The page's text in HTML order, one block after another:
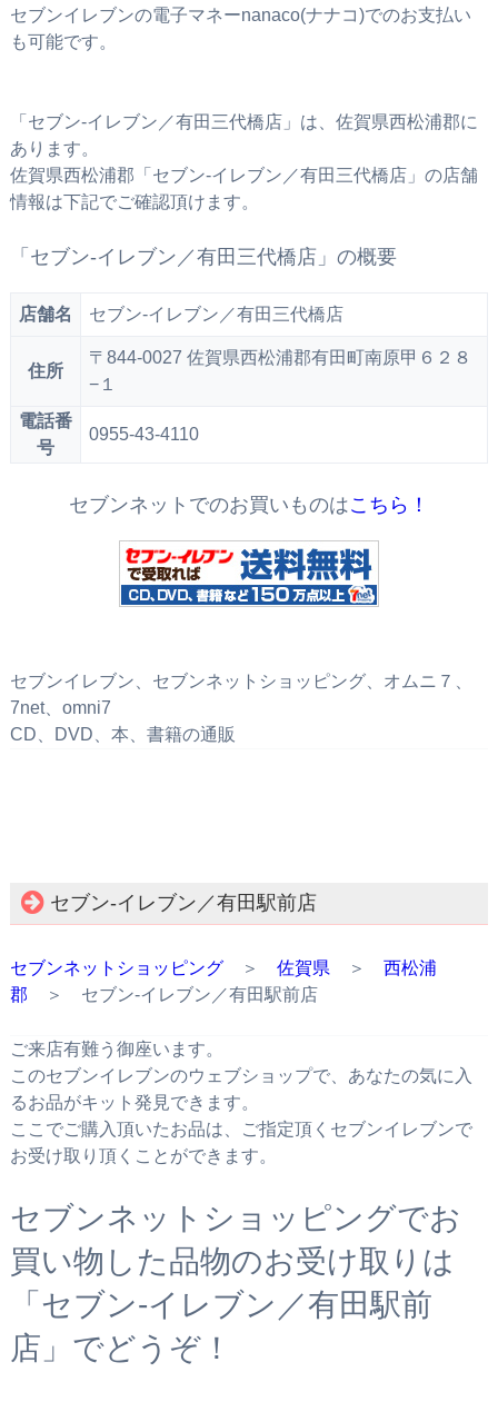
セブンイレブンの電子マネーnanaco(ナナコ)でのお支払い
も可能です。
「セブン‐イレブン／有田三代橋店」は、佐賀県西松浦郡に
あります。
佐賀県西松浦郡「セブン‐イレブン／有田三代橋店」の店舗
情報は下記でご確認頂けます。
「セブン‐イレブン／有田三代橋店」の概要
店舗名 セブン‐イレブン／有田三代橋店
住所
〒844-0027 佐賀県西松浦郡有田町南原甲６２８
−１
電話番
号
0955-43-4110
セブンネットでのお買いものはこちら！
セブンイレブン、セブンネットショッピング、オムニ７、
7net、omni7
CD、DVD、本、書籍の通販
セブン‐イレブン／有田駅前店
セブンネットショッピング＞ 佐賀県 ＞ 西松浦
郡 ＞ セブン‐イレブン／有田駅前店
ご来店有難う御座います。
このセブンイレブンのウェブショップで、あなたの気に入
るお品がキット発見できます。
ここでご購入頂いたお品は、ご指定頂くセブンイレブンで
お受け取り頂くことができます。
セブンネットショッピングでお
買い物した品物のお受け取りは
「セブン‐イレブン／有田駅前
店」でどうぞ！